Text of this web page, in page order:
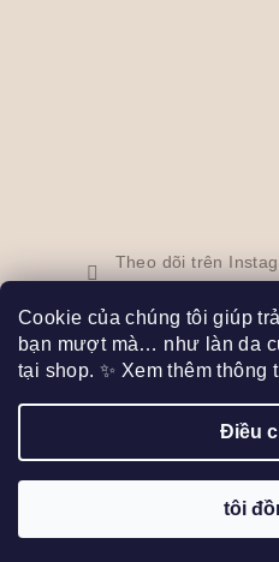
Cookie của chúng tôi giúp
bạn mượt mà… như làn da
tại shop. ✨ Xem thêm thông
Điều
tôi
Theo dõi trên
Facebook
Được tạo